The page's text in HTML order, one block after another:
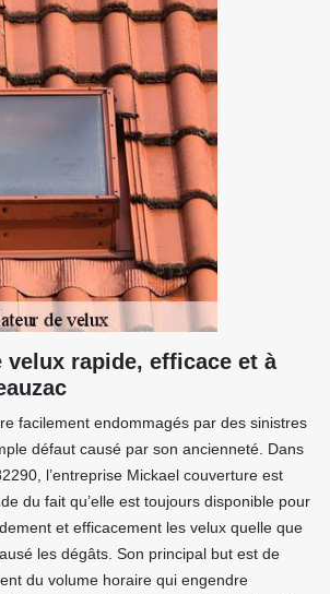
velux rapide, efficace et à
facilement endommagés par des sinistres
défaut causé par son ancienneté. Dans
l’entreprise Mickael couverture est
du fait qu’elle est toujours disponible pour
et efficacement les velux quelle que
les dégâts. Son principal but est de
du volume horaire qui engendre